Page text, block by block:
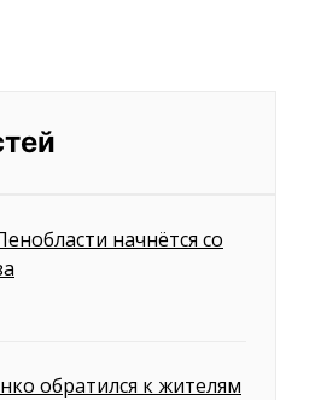
начнётся со
обратился к жителям